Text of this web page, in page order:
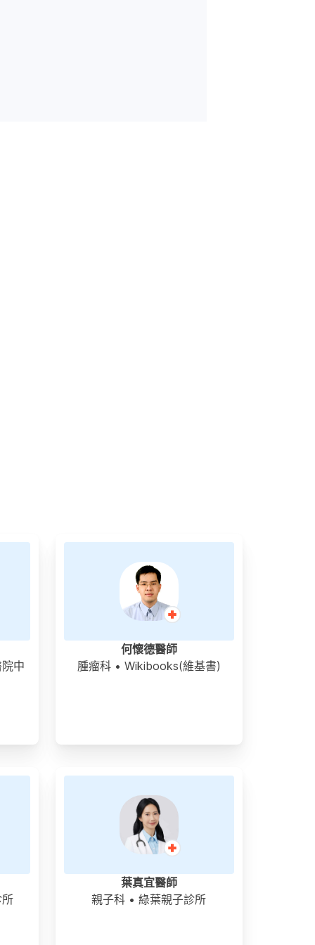
何懷德醫師
腫瘤科• Wikibooks(維基書)
中
葉真宜醫師
親子科 • 綠葉親子診所